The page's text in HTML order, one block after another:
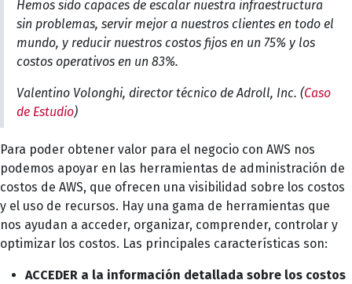
Hemos sido capaces de escalar nuestra infraestructura
sin problemas, servir mejor a nuestros clientes en todo el
mundo, y reducir nuestros costos fijos en un 75% y los
costos operativos en un 83%.
Valentino Volonghi, director técnico de Adroll, Inc. (Caso
de Estudio)
Para poder obtener valor para el negocio con AWS nos
podemos apoyar en las herramientas de administración de
costos de AWS, que ofrecen una visibilidad sobre los costos
y el uso de recursos. Hay una gama de herramientas que
nos ayudan a acceder, organizar, comprender, controlar y
optimizar los costos. Las principales características son:
ACCEDER a la información detallada sobre los costos